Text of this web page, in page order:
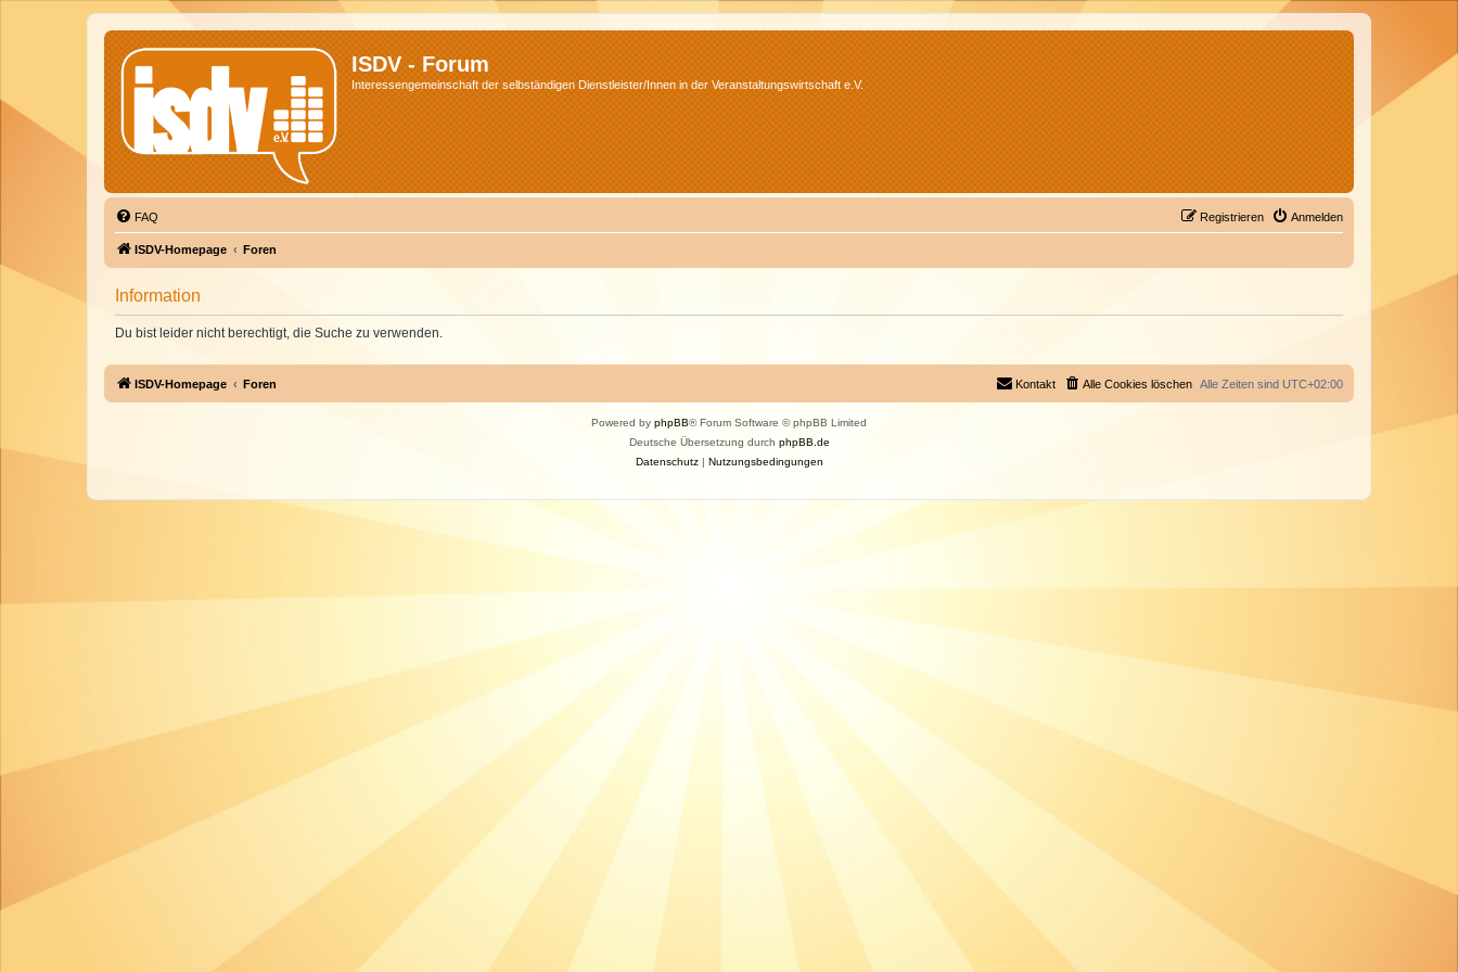
ISDV - Forum
Interessengemeinschaft der selbständigen Dienstleister/Innen in der Veranstaltungswirtschaft e.V.
FAQ Anmelden
Registrieren
ISDV-Homepage Foren
Information
Du bist leider nicht berechtigt, die Suche zu verwenden.
ISDV-Homepage Foren Alle Zeiten sind UTC+02:00
Alle Cookies löschen
Kontakt
Powered by phpBB® Forum Software © phpBB Limited
Deutsche Übersetzung durch phpBB.de
Datenschutz| Nutzungsbedingungen